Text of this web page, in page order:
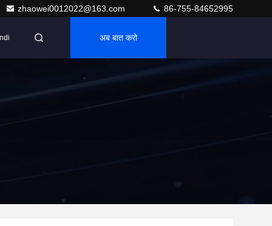
zhaowei0012022@163.com 86-755-84652995
अब बात करो